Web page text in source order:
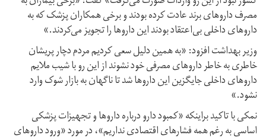
مصرف داروهای برند عادت کرده بودند و برخی همکاران پزشک که به
داروهای داخلی بی‌اعتقاد بودند این داروها را تجویز می‌کردند.»
وزیر بهداشت افزود: «به همین دلیل سعی کردیم مردم دچار پریشان
خاطری به خاطر داروهای مصرفی خود نشوند از این رو با شیب ملایم
داروهای داخلی جایگزین این داروها شد تا ناگهان به بازار شوک وارد
نشود.»
نمکی با تاکید براینکه «کمبود دارو درباره داروها و تجهیزات پزشکی
اساسی به رغم همه فشارهای اقتصادی نداریم»، در مورد «ورود داروهای